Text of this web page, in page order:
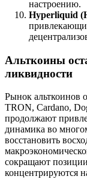
настроению.
Hyperliquid
Альткоины
ликвидности
Рынок альткоинов
TRON, Cardano,
продолжают
динамика во
восстановить
сокращают
концентрируются